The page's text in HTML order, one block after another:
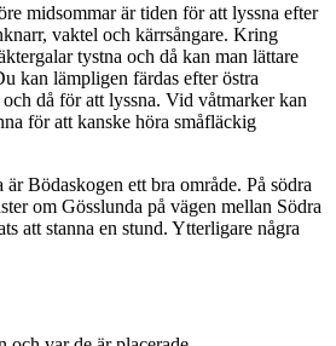
midsommar är tiden för att lyssna efter
vaktel och kärrsångare. Kring
tystna och då kan man lättare
kan lämpligen färdas efter östra
då för att lyssna. Vid våtmarker kan
för att kanske höra småfläckig
Bödaskogen ett bra område. På södra
om Gösslunda på vägen mellan Södra
att stanna en stund. Ytterligare några